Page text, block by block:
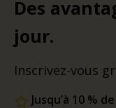
Des
jour.
Inscrivez-vous
Jusqu’à 10 %